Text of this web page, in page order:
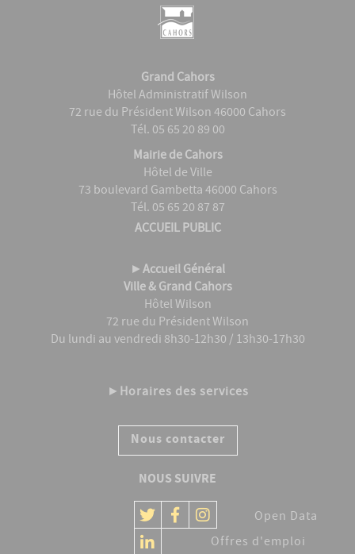
Grand Cahors
Hôtel Administratif Wilson
72 rue du Président Wilson 46000 Cahors
Tél. 05 65 20 89 00
Mairie de Cahors
Hôtel de Ville
73 boulevard Gambetta 46000 Cahors
Tél. 05 65 20 87 87
ACCUEIL PUBLIC
►Accueil Général
Ville & Grand Cahors
Hôtel Wilson
72 rue du Président Wilson
Du lundi au vendredi 8h30-12h30 / 13h30-17h30
► Horaires des services
Nous contacter
NOUS SUIVRE
Open Data
Offres d'emploi